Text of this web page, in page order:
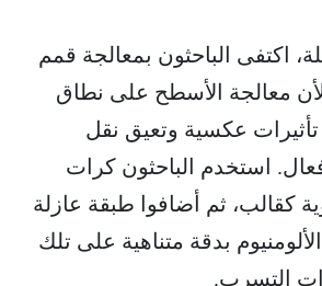
اكتفى الباحثون بمعالجة قمم
معالجة الأسطح على نطاق
عكسية وتعيق نقل
استخدم الباحثون كرات
كقالب، ثم أضافوا طبقة عازلة
بدقة متناهية على تلك
التسرب.